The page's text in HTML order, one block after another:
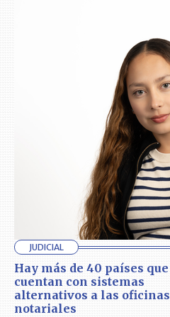
JUDICIAL
Hay más de 40 países que
cuentan con sistemas
alternativos a las oficinas
notariales